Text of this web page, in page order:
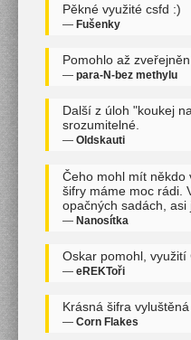
Pěkné využité csfd :)
— Fušenky
Pomohlo až
— para-N-bez methylu
Další z úloh "koukej
srozumitelné.
— Oldskauti
Čeho mohl mít někdo
šifry máme moc rádi.
opačných sadách,
— Nanosítka
Oskar pomohl, využití
— eREKToři
Krásná šifra
— Corn Flakes